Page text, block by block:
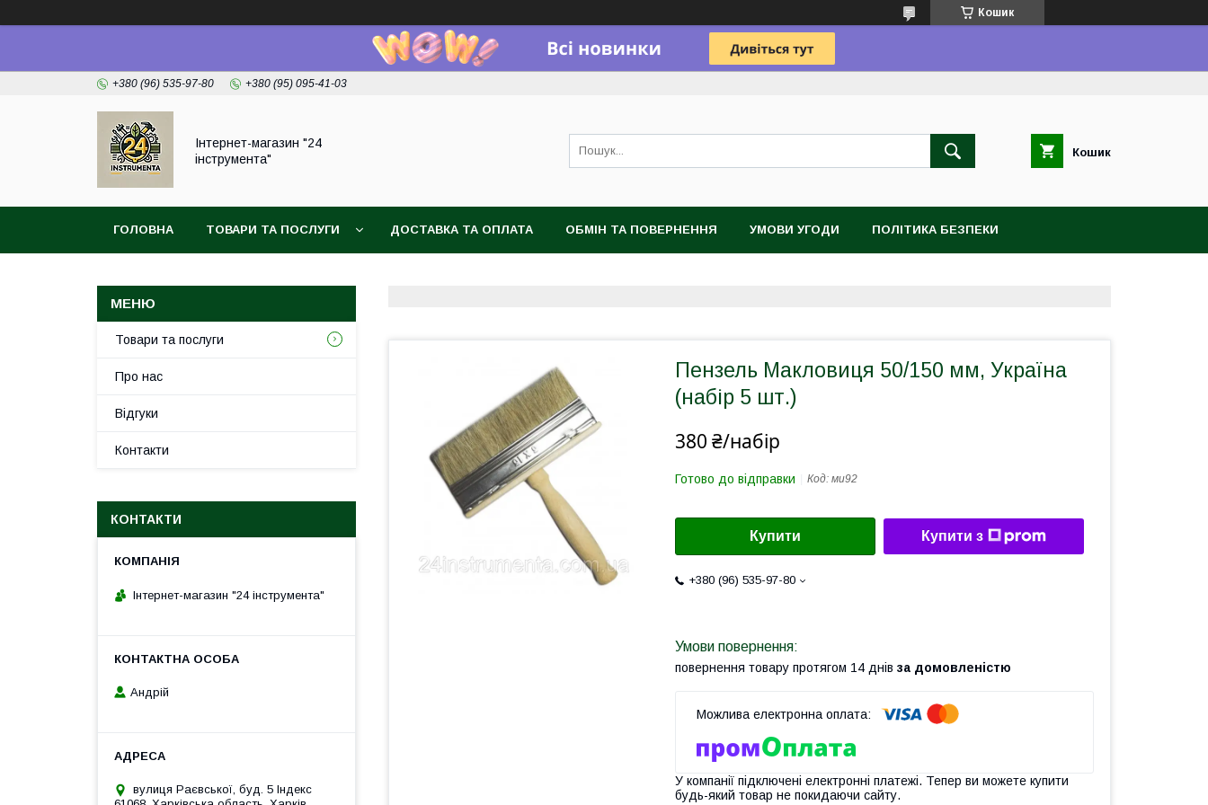
Кошик
+380 (96) 535-97-80 +380 (95) 095-41-03
Інтернет-магазин "24
інструмента"
Кошик
ГОЛОВНА ТОВАРИ ТА ПОСЛУГИ ДОСТАВКА ТА ОПЛАТА ОБМІН ТА ПОВЕРНЕННЯ УМОВИ УГОДИ ПОЛІТИКА БЕЗПЕКИ
Пензель Макловиця 50/150 мм, Україна
(набір 5 шт.)
380 ₴/набір
Готово до відправки Код: ми92
Купити Купити з
+380 (96) 535-97-80
повернення товару протягом 14 днів за домовленістю
У компанії підключені електронні платежі. Тепер ви можете купити
будь-який товар не покидаючи сайту.
Товари та послуги
Про нас
Відгуки
Контакти
КОНТАКТИ
Інтернет-магазин "24 інструмента"
Андрій
вулиця Раєвської, буд. 5 Індекс